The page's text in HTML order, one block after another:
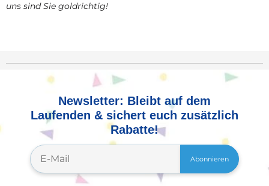
uns sind Sie goldrichtig!
Newsletter: Bleibt auf dem
Laufenden & sichert euch zusätzlich
Rabatte!
Abonnieren